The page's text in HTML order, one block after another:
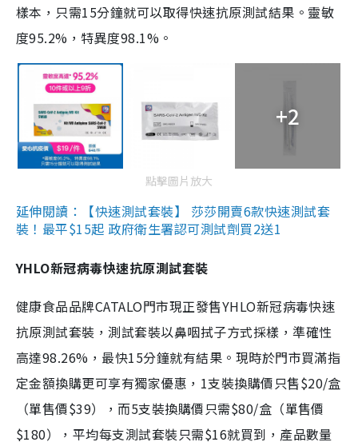
樣本，只需15分鐘就可以取得快速抗原測試結果。靈敏
度95.2%，特異度98.1%。
+2
點擊圖片放大
延伸閱讀：【快速測試套裝】 莎莎開賣6款快速測試套
裝！最平$15起 政府衛生署認可測試劑買2送1
YHLO新冠病毒快速抗原測試套裝
健康食品品牌CATALO門市現正發售YHLO新冠病毒快速
抗原測試套裝，測試套裝以鼻咽拭子方式採樣，準確性
高達98.26%，最快15分鐘就有結果。現時於門市買滿指
定金額換購更可享有獨家優惠，1支裝換購價只售$20/盒
（單售價$39），而5支裝換購價只需$80/盒（單售價
$180），平均每支測試套裝只需$16就買到，產品數量